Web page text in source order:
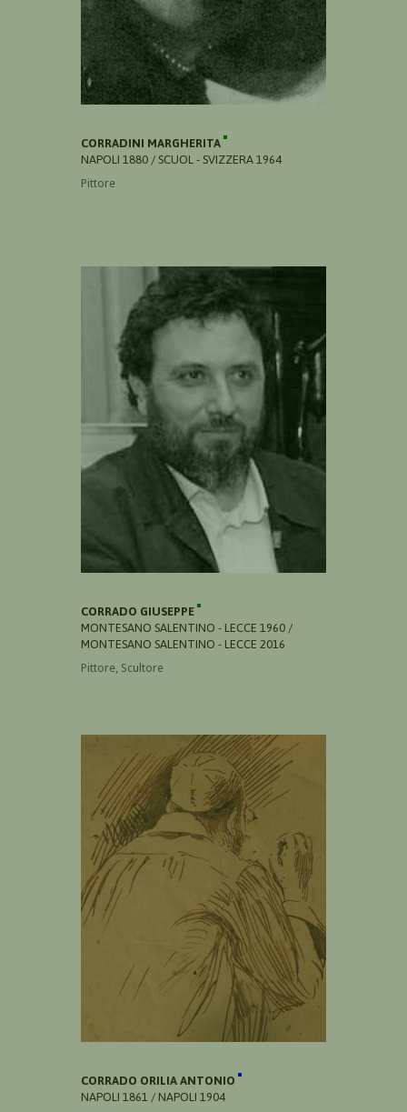
CORRADINI MARGHERITA
NAPOLI 1880 / SCUOL - SVIZZERA 1964
Pittore
CORRADO GIUSEPPE
MONTESANO SALENTINO - LECCE 1960 /
MONTESANO SALENTINO - LECCE 2016
Pittore, Scultore
CORRADO ORILIA ANTONIO
NAPOLI 1861 / NAPOLI 1904